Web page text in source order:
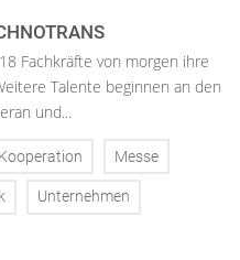
Fachkräfte von morgen ihre
Talente beginnen an den
und...
Kooperation Messe
Unternehmen